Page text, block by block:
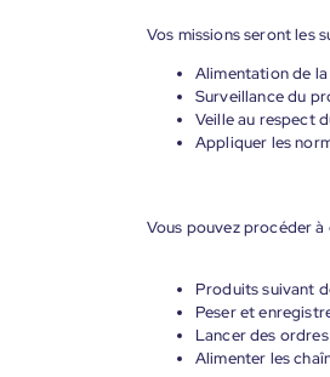
Vos missions seront les
Alimentation de
Surveillance du
Veille au respect
Appliquer les
Vous pouvez procéder
Produits suivant
Peser et
Lancer des
Alimenter les